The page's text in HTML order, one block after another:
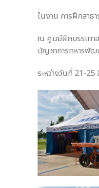
ในงาน การฝึกสาธ
ณ ศูนย์ฝึกบรรเทา
บัญชาการทหารพัฒ
ระหว่างวันที่ 21-